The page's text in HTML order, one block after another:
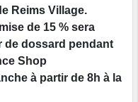
Reims Village.
de 15 % sera
de dossard pendant
Shop
à partir de 8h à la